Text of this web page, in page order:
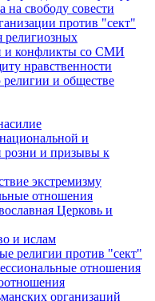
на свободу совести
против "сект"
и конфликты со СМИ
нравственности
и обществе
и
розни и призывы к
экстремизму
отношения
Церковь и
и ислам
религии против "сект"
отношения
организаций